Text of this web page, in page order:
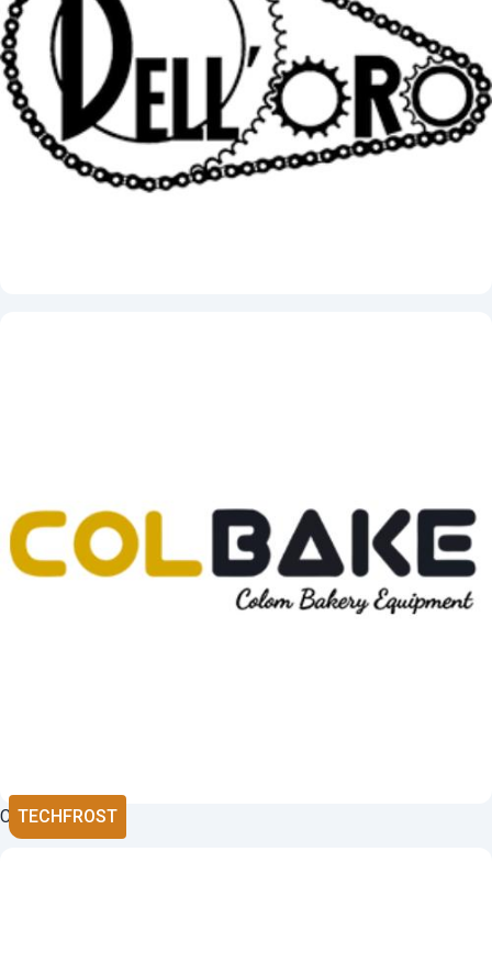
COLBAKE
TECHFROST